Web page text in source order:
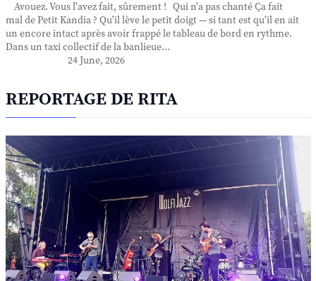
Avouez. Vous l'avez fait, sûrement ! Qui n'a pas chanté Ça fait
mal de Petit Kandia ? Qu'il lève le petit doigt — si tant est qu'il en ait
un encore intact après avoir frappé le tableau de bord en rythme.
Dans un taxi collectif de la banlieue...
24 June, 2026
REPORTAGE DE RITA